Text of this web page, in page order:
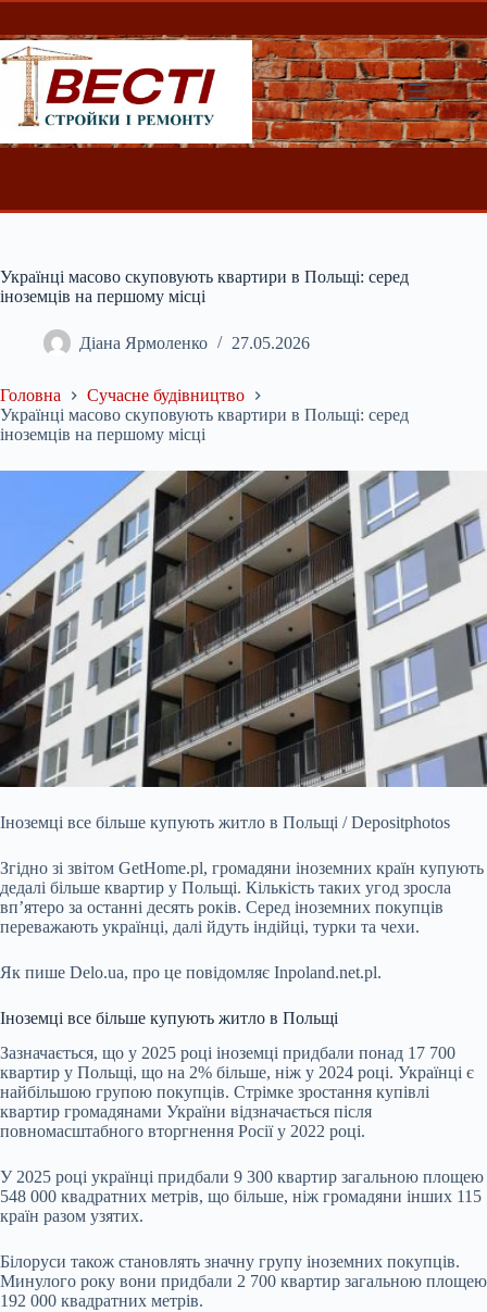
Перейти
вмісту
Українці масово скуповують квартири в Польщі: серед
іноземців на першому місці
Діана Ярмоленко 27.05.2026
Головна
Сучасне будівництво
Українці масово скуповують квартири в Польщі: серед
іноземців на першому місці
Іноземці все більше купують житло в Польщі / Depositphotos
Згідно зі звітом GetHome.pl, громадяни іноземних країн купують
дедалі більше квартир у Польщі. Кількість таких угод зросла
вп’ятеро за останні десять років. Серед іноземних покупців
переважають українці, далі йдуть індійці, турки та чехи.
Як пише Delo.ua, про це повідомляє Inpoland.net.pl.
Іноземці все більше купують житло в Польщі
Зазначається, що у 2025 році іноземці придбали понад 17 700
квартир у Польщі, що на 2% більше, ніж у 2024 році. Українці є
найбільшою групою покупців. Стрімке зростання купівлі
квартир громадянами України відзначається після
повномасштабного вторгнення Росії у 2022 році.
У 2025 році українці придбали 9 300 квартир загальною площею
548 000 квадратних метрів, що більше, ніж громадяни інших 115
країн разом узятих.
Білоруси також становлять значну групу іноземних покупців.
Минулого року вони придбали 2 700 квартир загальною площею
192 000 квадратних метрів.